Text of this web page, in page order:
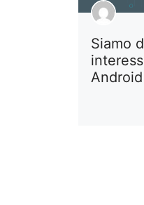
Siamo
Android